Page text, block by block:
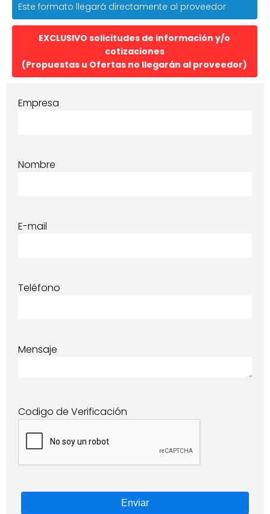
Este formato llegará directamente al proveedor
EXCLUSIVO solicitudes de información y/o
cotizaciones
(Propuestas u Ofertas no llegarán al proveedor)
Empresa
Nombre
E-mail
Teléfono
Mensaje
Codigo de Verificación
Enviar